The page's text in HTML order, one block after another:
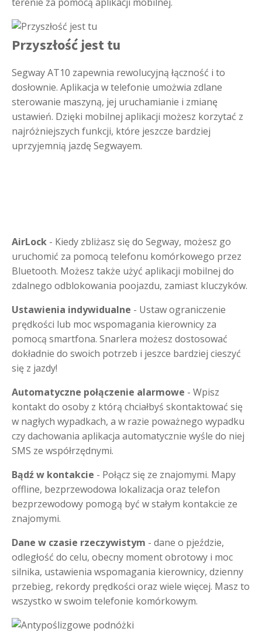
Przyszłość jest tu
Segway AT10 zapewnia rewolucyjną łączność i to
dosłownie. Aplikacja w telefonie umożwia zdlane
sterowanie maszyną, jej uruchamianie i zmianę
ustawień. Dzięki mobilnej aplikacji możesz korzytać z
najróżniejszych funkcji, które jeszcze bardziej
uprzyjemnią jazdę Segwayem.
AirLock - Kiedy zbliżasz się do Segway, możesz go
uruchomić za pomocą telefonu komórkowego przez
Bluetooth. Możesz także użyć aplikacji mobilnej do
zdalnego odblokowania poojazdu, zamiast kluczyków.
Ustawienia indywidualne - Ustaw ograniczenie
prędkości lub moc wspomagania kierownicy za
pomocą smartfona. Snarlera możesz dostosować
dokładnie do swoich potrzeb i jeszce bardziej cieszyć
się z jazdy!
Automatyczne połączenie alarmowe - Wpisz
kontakt do osoby z którą chciałbyś skontaktować się
w nagłych wypadkach, a w razie poważnego wypadku
czy dachowania aplikacja automatycznie wyśle do niej
SMS ze współrzędnymi.
Bądź w kontakcie - Połącz się ze znajomymi. Mapy
offline, bezprzewodowa lokalizacja oraz telefon
bezprzewodowy pomogą być w stałym kontakcie ze
znajomymi.
Dane w czasie rzeczywistym - dane o pjeździe,
odległość do celu, obecny moment obrotowy i moc
silnika, ustawienia wspomagania kierownicy, dzienny
przebieg, rekordy prędkości oraz wiele więcej. Masz to
wszystko w swoim telefonie komórkowym.